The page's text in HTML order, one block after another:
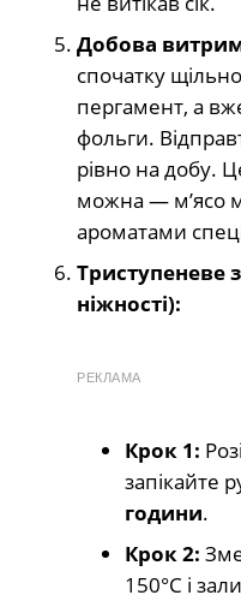
Добова
спочатку
пергамент, а
фольги.
рівно на добу.
можна — м’ясо
ароматами
Триступеневе
ніжності):
РЕКЛАМА
Крок 1:
запікайте
години.
Крок 2:
150°C і